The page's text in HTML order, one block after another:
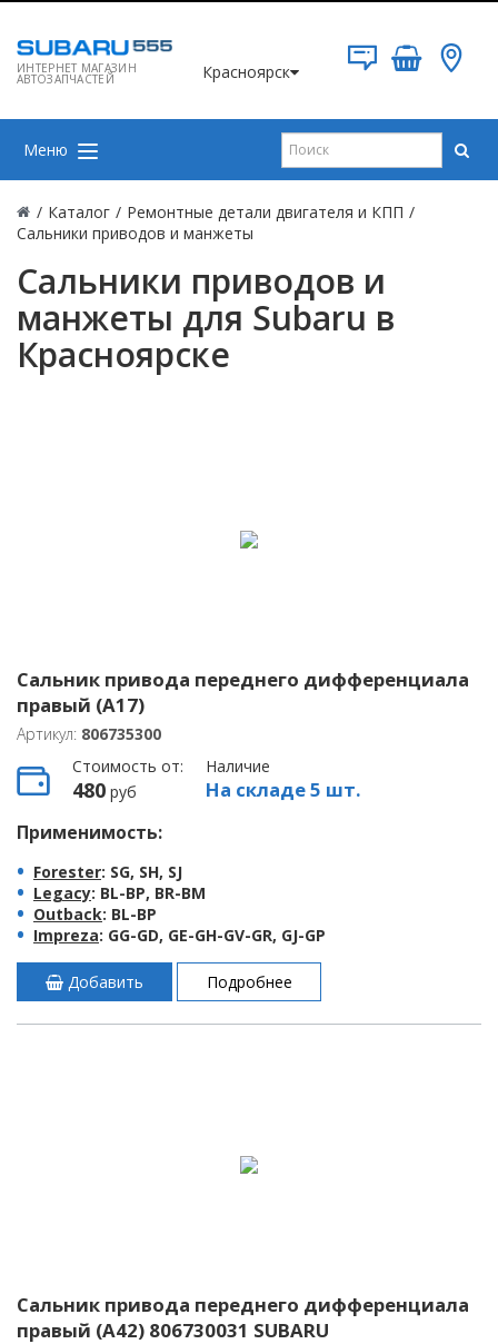
ИНТЕРНЕТ МАГАЗИН
АВТОЗАПЧАСТЕЙ Красноярск
Меню
/ Каталог / Ремонтные детали двигателя и КПП /
Сальники приводов и манжеты
Сальники приводов и
манжеты для Subaru в
Красноярске
Сальник привода переднего дифференциала
правый (A17)
Артикул: 806735300
Стоимость от:
480 руб
Наличие
На складе 5 шт.
Применимость:
Forester: SG, SH, SJ
Legacy: BL-BP, BR-BM
Outback: BL-BP
Impreza: GG-GD, GE-GH-GV-GR, GJ-GP
Добавить Подробнее
Сальник привода переднего дифференциала
правый (A42) 806730031 SUBARU